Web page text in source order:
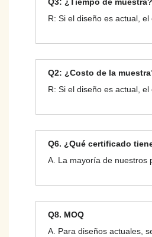
R: Si el diseño es actual,
Q2: ¿Costo de la
R: Si el diseño es actual,
Q6. ¿Qué certificado
A. La mayoría de nuestros
Q8. MOQ
A. Para diseños actuales,